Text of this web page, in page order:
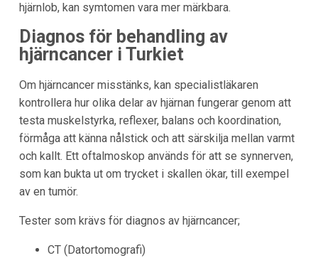
hjärnlob, kan symtomen vara mer märkbara.
Diagnos för behandling av
hjärncancer i Turkiet
Om hjärncancer misstänks, kan specialistläkaren
kontrollera hur olika delar av hjärnan fungerar genom att
testa muskelstyrka, reflexer, balans och koordination,
förmåga att känna nålstick och att särskilja mellan varmt
och kallt. Ett oftalmoskop används för att se synnerven,
som kan bukta ut om trycket i skallen ökar, till exempel
av en tumör.
Tester som krävs för diagnos av hjärncancer;
CT (Datortomografi)